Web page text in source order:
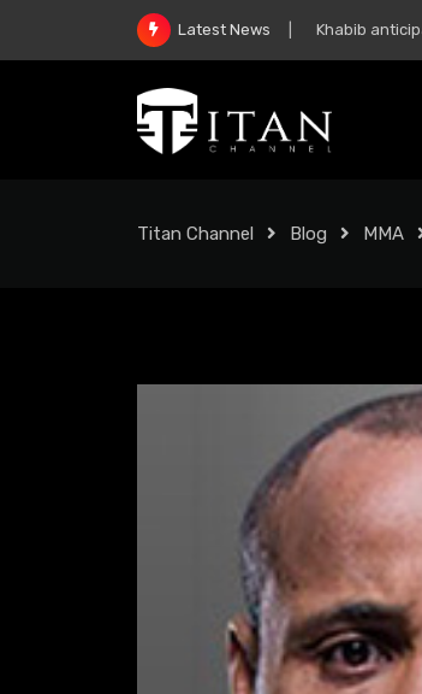
Latest NewsKhabib anticipa el
Titan Channel Blog MMA